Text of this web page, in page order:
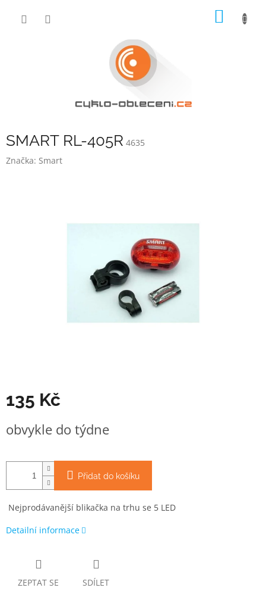
SMART RL-405R 4635
Značka: Smart
135 Kč
cena:
obvykle do týdne
Přidat do košíku
Nejprodávanější blikačka na trhu se 5 LED
Detailní informace
ZEPTAT SE SDÍLET